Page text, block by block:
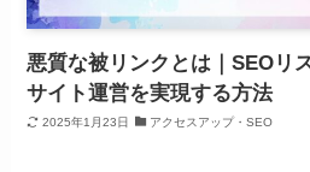
悪質な被リンクとは｜SEOリ
サイト運営を実現する方法
2025年1月23日 アクセスアップ・SEO